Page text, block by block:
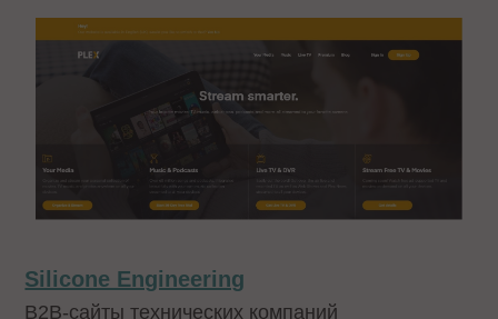
Silicone Engineering
B2B-сайты технических компаний